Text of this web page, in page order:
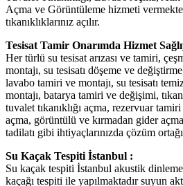
Açma ve Görüntüleme hizmeti
tıkanıklıklarınız açılır.
Tesisat Tamir Onarımda Hizmet
Her türlü su tesisat arızası ve tamiri,
montajı, su tesisatı döşeme ve
lavabo tamiri ve montajı, su tesisatı
montajı, batarya tamiri ve değişimi,
tuvalet tıkanıklığı açma, rezervuar
açma, görüntülü ve kırmadan gider
tadilatı gibi ihtiyaçlarınızda çözüm
Su Kaçak Tespiti İstanbul :
Su kaçak tespiti İstanbul akustik dinleme
kaçağı tespiti ile yapılmaktadır suyun